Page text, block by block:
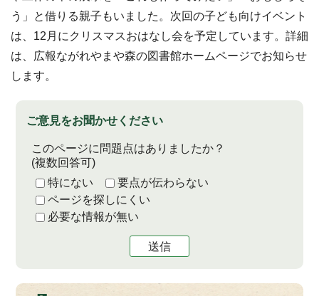
う」と借りる親子もいました。次回の子ども向けイベント
は、12月にクリスマスおはなし会を予定しています。詳細
は、広報ながれやまや森の図書館ホームページでお知らせ
します。
ご意見をお聞かせください
このページに問題点はありましたか？
(複数回答可)
特にない
要点が伝わらない
ページを探しにくい
必要な情報が無い
送信